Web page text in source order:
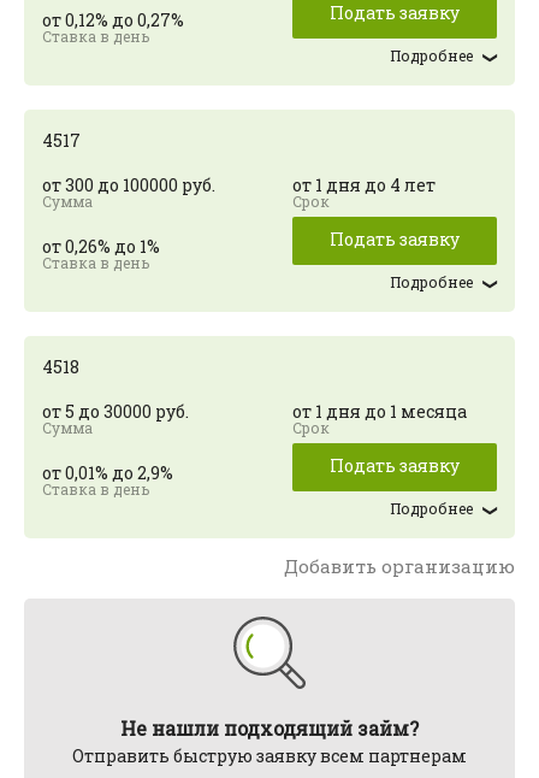
от 0,12% до 0,27% Подать заявку
Подробнее
4517
от 300 до 100000 руб.
от 1 дня до 4 лет
от 0,26% до 1% Подать заявку
Подробнее
4518
от 5 до 30000 руб.
от 1 дня до 1 месяца
от 0,01% до 2,9% Подать заявку
Подробнее
Добавить организацию
Не нашли подходящий займ?
Отправить быструю заявку всем партнерам